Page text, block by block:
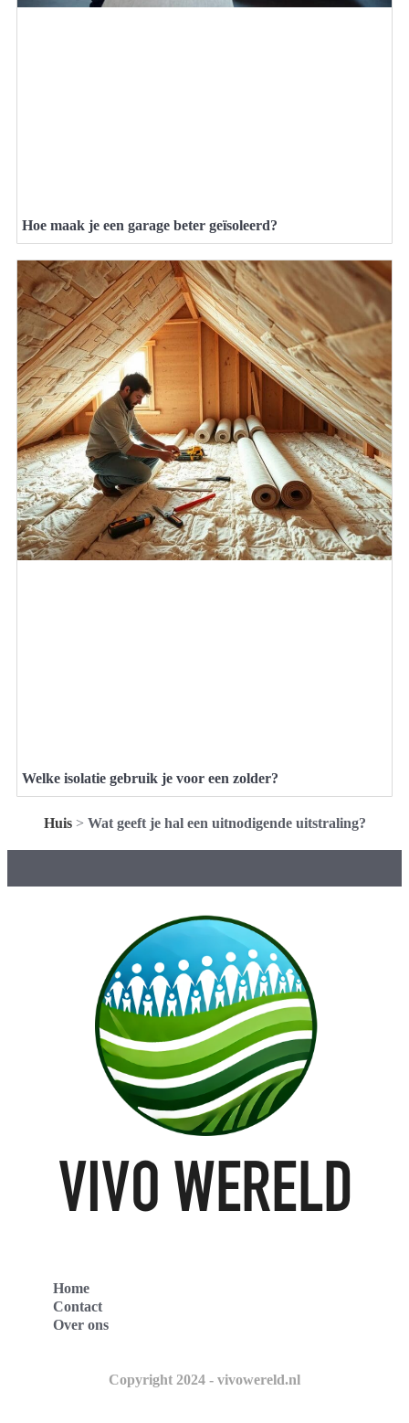
Hoe maak je een garage beter geïsoleerd?
Welke isolatie gebruik je voor een zolder?
Huis> Wat geeft je hal een uitnodigende uitstraling?
Home
Contact
Over ons
Copyright 2024 - vivowereld.nl